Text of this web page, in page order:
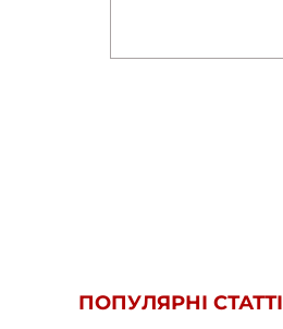
ПОПУЛЯРНІ СТАТТІ